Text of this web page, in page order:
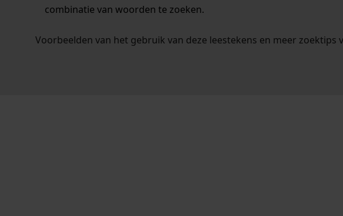
combinatie van woorden te zoeken.
Voorbeelden van het gebruik van deze leestekens en meer zoektips